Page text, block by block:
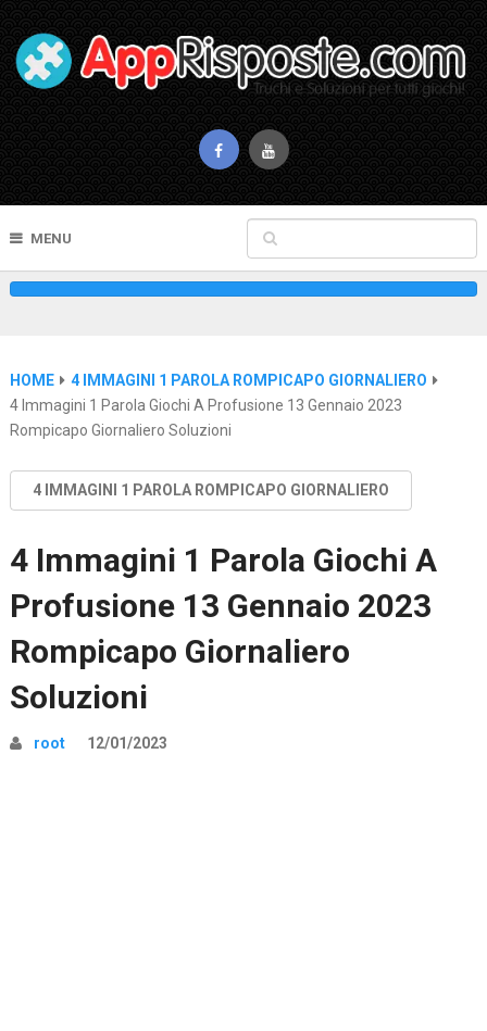
MENU
HOME
4 IMMAGINI 1 PAROLA ROMPICAPO GIORNALIERO
4 Immagini 1 Parola Giochi A Profusione 13 Gennaio 2023
Rompicapo Giornaliero Soluzioni
4 IMMAGINI 1 PAROLA ROMPICAPO GIORNALIERO
4 Immagini 1 Parola Giochi A
Profusione 13 Gennaio 2023
Rompicapo Giornaliero
Soluzioni
root 12/01/2023